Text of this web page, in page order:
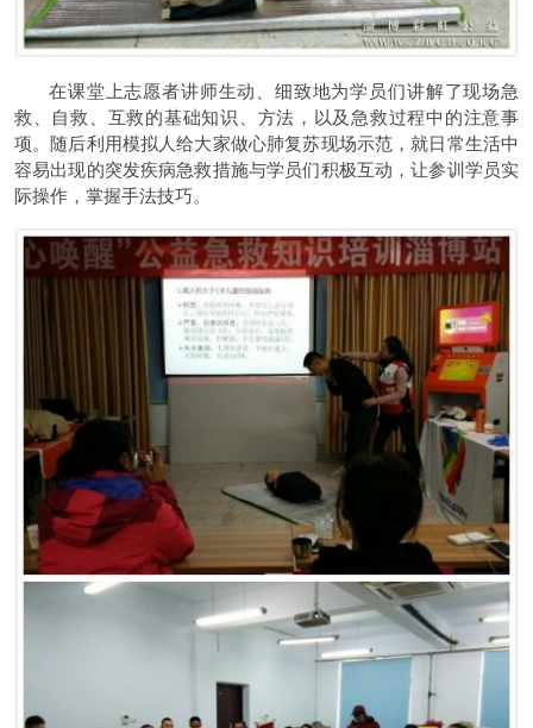
在课堂上志愿者讲师生动、细致地为学员们讲解了现场急
救、自救、互救的基础知识、方法，以及急救过程中的注意事
项。随后利用模拟人给大家做心肺复苏现场示范，就日常生活中
容易出现的突发疾病急救措施与学员们积极互动，让参训学员实
际操作，掌握手法技巧。